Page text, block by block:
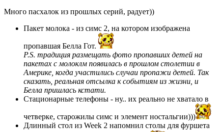
Много пасхалок из прошлых серий, радует))
Пакет молока - из симс 2, на котором изображена
пропавшая Белла Гот.
P.S. традиция размещать фото пропавших детей на
пакетах с молоклм появилась в прошлом столетии в
Америке, когда участились случаи пропажи детей. Так
сказать, реальная отсылка к событиям из жизни, и
Белла пришлась кстати.
Стационарные телефоны - ну.. их реально не хватало в
четверке, старожилы симс и элемент ностальгии)))
Длинный стол из Week 2 напомнил столы для фуршета